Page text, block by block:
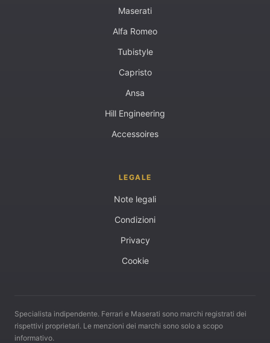
Maserati
Alfa Romeo
Tubistyle
Capristo
Ansa
Hill Engineering
Accessoires
LEGALE
Note legali
Condizioni
Privacy
Cookie
Specialista indipendente. Ferrari e Maserati sono marchi registrati dei
rispettivi proprietari. Le menzioni dei marchi sono solo a scopo
informativo.